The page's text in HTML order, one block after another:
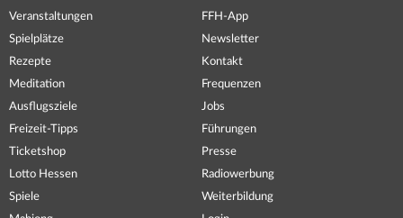
Veranstaltungen
Spielplätze
Rezepte
Meditation
Ausflugsziele
Freizeit-Tipps
Ticketshop
Lotto Hessen
Spiele
FFH-App
Newsletter
Kontakt
Frequenzen
Jobs
Führungen
Presse
Radiowerbung
Weiterbildung